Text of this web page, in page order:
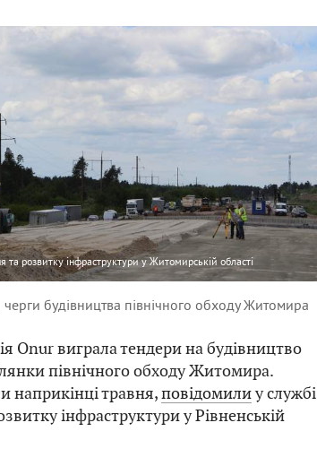
та розвитку інфраструктури у Житомирській області
будівництва північного обходу Житомира
Onur виграла тендери на будівництво
північного обходу Житомира.
наприкінці травня,повідомилиу службі
інфраструктури у Рівненській